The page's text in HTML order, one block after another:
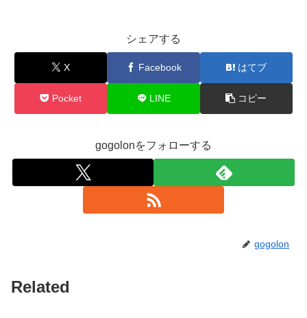
シェアする
X Facebook はてブ
Pocket LINE コピー
gogolonをフォローする
gogolon
Related